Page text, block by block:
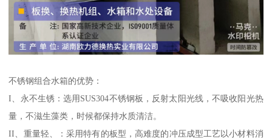
不锈钢组合水箱的优势：
I、永不生锈：选用SUS304不锈钢板，反射太阳光线，不吸收阳光热
量，不滋生藻类，时候都保持水质清洁。
II、重量轻、：采用特有的板型，高难度的冲压成型工艺以小材料消